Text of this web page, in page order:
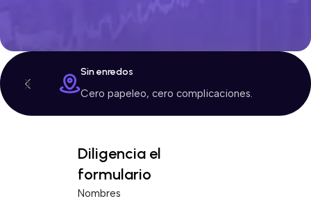
Sin enredos
Cero papeleo, cero complicaciones.
Diligencia el
formulario
Nombres